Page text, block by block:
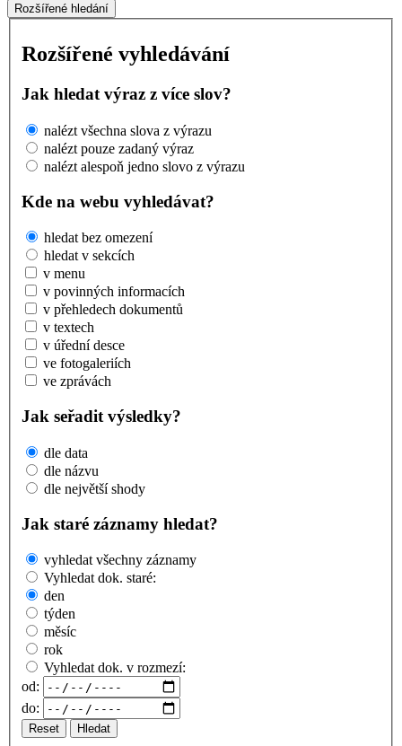
Rozšířené hledání
Rozšířené vyhledávání
Jak hledat výraz z více slov?
nalézt všechna slova z výrazu
nalézt pouze zadaný výraz
nalézt alespoň jedno slovo z výrazu
Kde na webu vyhledávat?
hledat bez omezení
hledat v sekcích
v menu
v povinných informacích
v přehledech dokumentů
v textech
v úřední desce
ve fotogaleriích
ve zprávách
Jak seřadit výsledky?
dle data
dle názvu
dle největší shody
Jak staré záznamy hledat?
vyhledat všechny záznamy
Vyhledat dok. staré:
den
týden
měsíc
rok
Vyhledat dok. v rozmezí:
od:
do:
Reset Hledat